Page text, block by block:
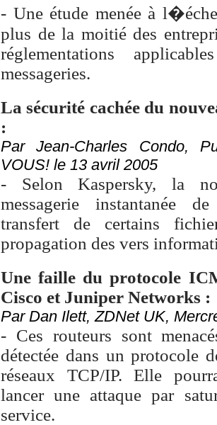
- Une étude menée à
plus de la moitié des
réglementations
messageries.
La sécurité cachée du
:
Par Jean-Charles Condo,
VOUS! le 13 avril 2005
- Selon Kaspersky, la
messagerie instantanée
transfert de certains
propagation des vers
Une faille du protocole
Cisco et Juniper Networks :
Par Dan Ilett, ZDNet UK,
- Ces routeurs sont
détectée dans un protocole
réseaux TCP/IP. Elle
lancer une attaque par
service.